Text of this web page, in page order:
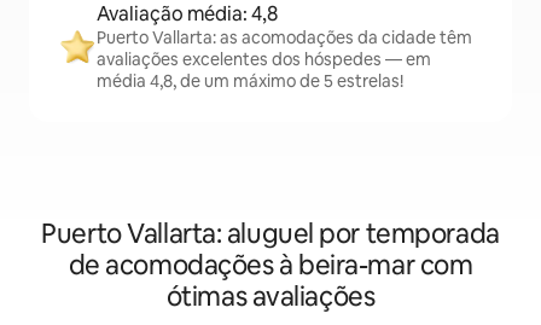
Avaliação média: 4,8
Puerto Vallarta: as acomodações da cidade têm
avaliações excelentes dos hóspedes — em
média 4,8, de um máximo de 5 estrelas!
Puerto Vallarta: aluguel por temporada
de acomodações à beira-mar com
ótimas avaliações